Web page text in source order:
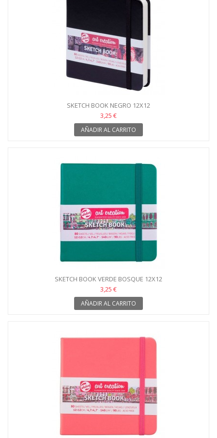
SKETCH BOOK NEGRO 12X12
3,25 €
AÑADIR AL CARRITO
SKETCH BOOK VERDE BOSQUE 12X12
3,25 €
AÑADIR AL CARRITO